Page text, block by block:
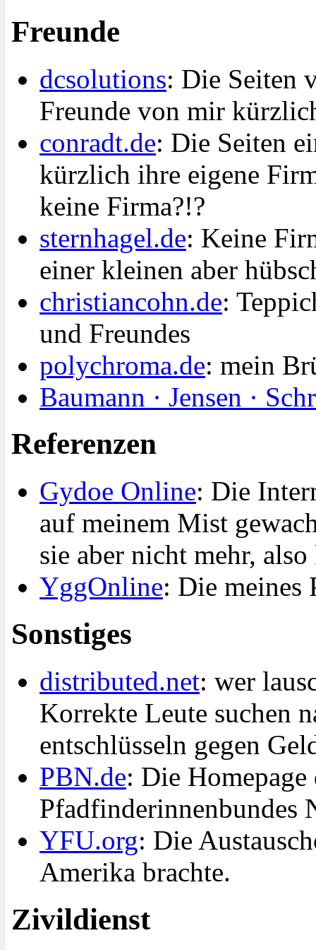
Freunde
dcsolutions: Die Seiten
Freunde von mir
conradt.de: Die Seiten
kürzlich ihre eigene
keine Firma?!?
sternhagel.de: Keine
einer kleinen aber
christiancohn.de:
und Freundes
polychroma.de: mein
Baumann · Jensen ·
Referenzen
Gydoe Online: Die
auf meinem Mist
sie aber nicht mehr,
YggOnline: Die meines
Sonstiges
distributed.net: wer
Korrekte Leute suchen
entschlüsseln gegen
PBN.de: Die
Pfadfinderinnenbundes
YFU.org: Die
Amerika brachte.
Zivildienst